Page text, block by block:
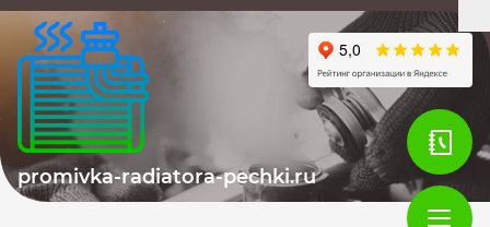
promivka-radiatora-pechki.ru